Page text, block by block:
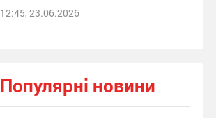
12:45, 23.06.2026
Популярні новини